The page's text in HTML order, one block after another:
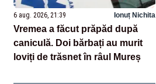
6 aug. 2026, 21:39 Ionuț Nichita
Vremea a făcut prăpăd după
caniculă. Doi bărbați au murit
loviți de trăsnet în râul Mureș